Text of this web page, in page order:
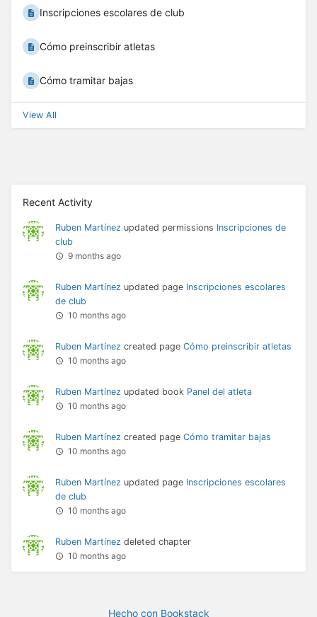
Inscripciones escolares de club
Cómo preinscribir atletas
Cómo tramitar bajas
View All
Recent Activity
Ruben Martínez updated permissions Inscripciones de
club
9 months ago
Ruben Martínez updated page Inscripciones escolares
de club
10 months ago
Ruben Martínez created page Cómo preinscribir atletas
10 months ago
Ruben Martínez updated book Panel del atleta
10 months ago
Ruben Martínez created page Cómo tramitar bajas
10 months ago
Ruben Martínez updated page Inscripciones escolares
de club
10 months ago
Ruben Martínez deleted chapter
10 months ago
Hecho con Bookstack